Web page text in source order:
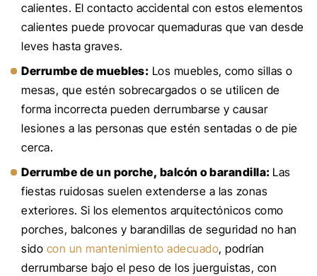
calientes. El contacto accidental con estos elementos
calientes puede provocar quemaduras que van desde
leves hasta graves.
Derrumbe de muebles: Los muebles, como sillas o
mesas, que estén sobrecargados o se utilicen de
forma incorrecta pueden derrumbarse y causar
lesiones a las personas que estén sentadas o de pie
cerca.
Derrumbe de un porche, balcón o barandilla: Las
fiestas ruidosas suelen extenderse a las zonas
exteriores. Si los elementos arquitectónicos como
porches, balcones y barandillas de seguridad no han
sido con un mantenimiento adecuado, podrían
derrumbarse bajo el peso de los juerguistas, con